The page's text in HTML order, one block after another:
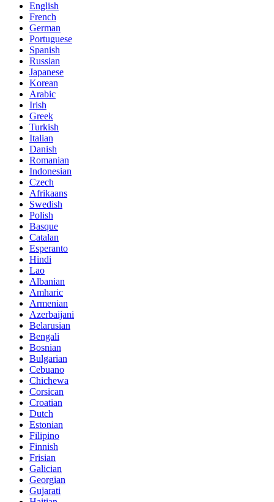
English
French
German
Portuguese
Spanish
Russian
Japanese
Korean
Arabic
Irish
Greek
Turkish
Italian
Danish
Romanian
Indonesian
Czech
Afrikaans
Swedish
Polish
Basque
Catalan
Esperanto
Hindi
Lao
Albanian
Amharic
Armenian
Azerbaijani
Belarusian
Bengali
Bosnian
Bulgarian
Cebuano
Chichewa
Corsican
Croatian
Dutch
Estonian
Filipino
Finnish
Frisian
Galician
Georgian
Gujarati